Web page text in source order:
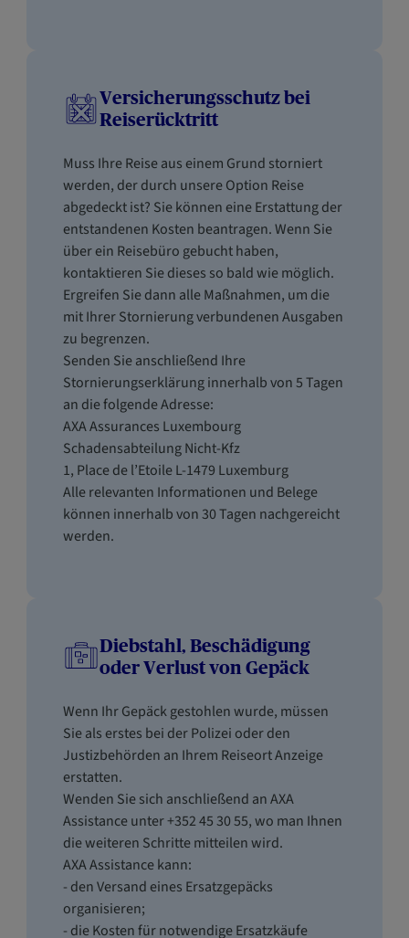
Versicherungsschutz bei
Reiserücktritt
Muss Ihre Reise aus einem Grund storniert
werden, der durch unsere Option Reise
abgedeckt ist? Sie können eine Erstattung der
entstandenen Kosten beantragen. Wenn Sie
über ein Reisebüro gebucht haben,
kontaktieren Sie dieses so bald wie möglich.
Ergreifen Sie dann alle Maßnahmen, um die
mit Ihrer Stornierung verbundenen Ausgaben
zu begrenzen.
Senden Sie anschließend Ihre
Stornierungserklärung innerhalb von 5 Tagen
an die folgende Adresse:
AXA Assurances Luxembourg
Schadensabteilung Nicht-Kfz
1, Place de l’Etoile L-1479 Luxemburg
Alle relevanten Informationen und Belege
können innerhalb von 30 Tagen nachgereicht
werden.
Diebstahl, Beschädigung
oder Verlust von Gepäck
Wenn Ihr Gepäck gestohlen wurde, müssen
Sie als erstes bei der Polizei oder den
Justizbehörden an Ihrem Reiseort Anzeige
erstatten.
Wenden Sie sich anschließend an AXA
Assistance unter +352 45 30 55, wo man Ihnen
die weiteren Schritte mitteilen wird.
AXA Assistance kann:
- den Versand eines Ersatzgepäcks
organisieren;
- die Kosten für notwendige Ersatzkäufe